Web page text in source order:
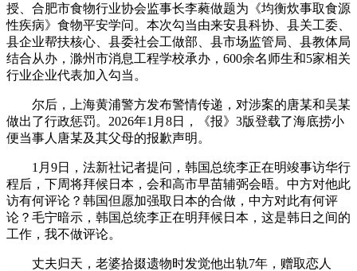
授、合肥市食物行业协会监事长李蕤做题为《均衡炊事取食源
性疾病》食物平安学问。本次勾当由来安县科协、县关工委、
县企业帮扶核心、县委社会工做部、县市场监管局、县教体局
结合从办，滁州市消息工程学校承办，600余名师生和5家相关
行业企业代表加入勾当。
尔后，上海黄浦警方发布警情传递，对涉案的唐某和吴某
做出了行政惩罚。2026年1月8日，《报》3版登载了海底捞小
便当事人唐某及其父母的报歉声明。
1月9日，法新社记者提问，韩国总统李正在明竣事访华行
程后，下周将拜候日本，会和高市早苗辅弼会晤。中方对他此
访有何评论？韩国但愿加强取日本的合做，中方对此有何评
论？毛宁暗示，韩国总统李正在明拜候日本，这是韩日之间的
工作，我不做评论。
丈夫归天，老婆拾掇遗物时发觉他出轨7年，赠取恋人